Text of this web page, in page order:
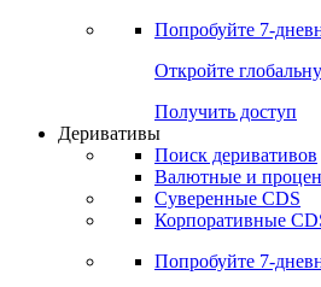
Попробуйте 7-
Откройте
Получить доступ
Деривативы
Поиск деривативов
Валютные и
Суверенные CDS
Корпоративные
Попробуйте 7-